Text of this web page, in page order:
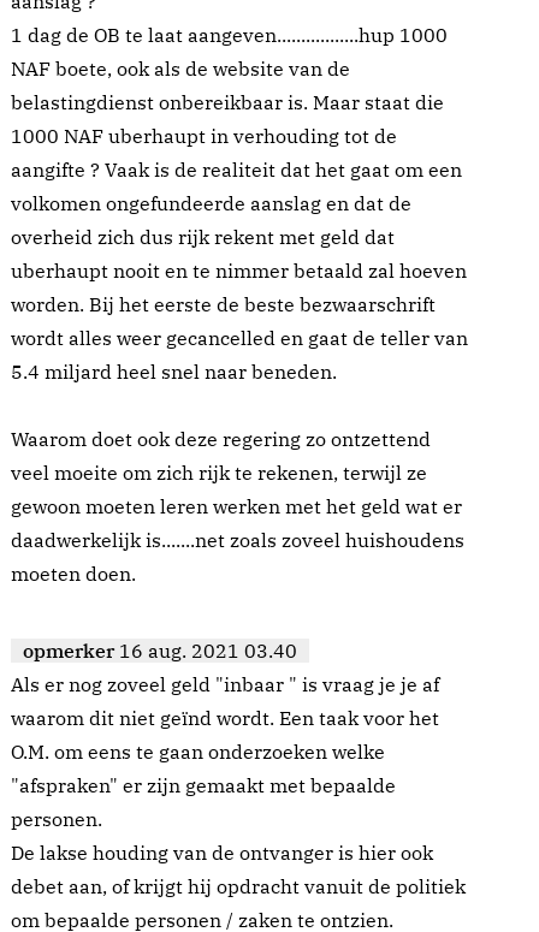
1 dag de OB te laat aangeven.................hup 1000
NAF boete, ook als de website van de
belastingdienst onbereikbaar is. Maar staat die
1000 NAF uberhaupt in verhouding tot de
aangifte ? Vaak is de realiteit dat het gaat om een
volkomen ongefundeerde aanslag en dat de
overheid zich dus rijk rekent met geld dat
uberhaupt nooit en te nimmer betaald zal hoeven
worden. Bij het eerste de beste bezwaarschrift
wordt alles weer gecancelled en gaat de teller van
5.4 miljard heel snel naar beneden.
Waarom doet ook deze regering zo ontzettend
veel moeite om zich rijk te rekenen, terwijl ze
gewoon moeten leren werken met het geld wat er
daadwerkelijk is.......net zoals zoveel huishoudens
moeten doen.
opmerker 16 aug. 2021 03.40
Als er nog zoveel geld "inbaar " is vraag je je af
waarom dit niet geïnd wordt. Een taak voor het
O.M. om eens te gaan onderzoeken welke
"afspraken" er zijn gemaakt met bepaalde
personen.
De lakse houding van de ontvanger is hier ook
debet aan, of krijgt hij opdracht vanuit de politiek
om bepaalde personen / zaken te ontzien.